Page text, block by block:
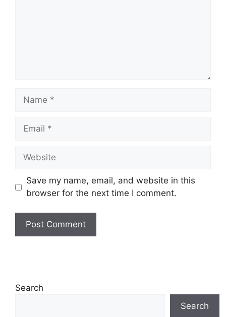
Name
Email
Website
Save my name, email, and website in this
browser for the next time I comment.
Search
Search